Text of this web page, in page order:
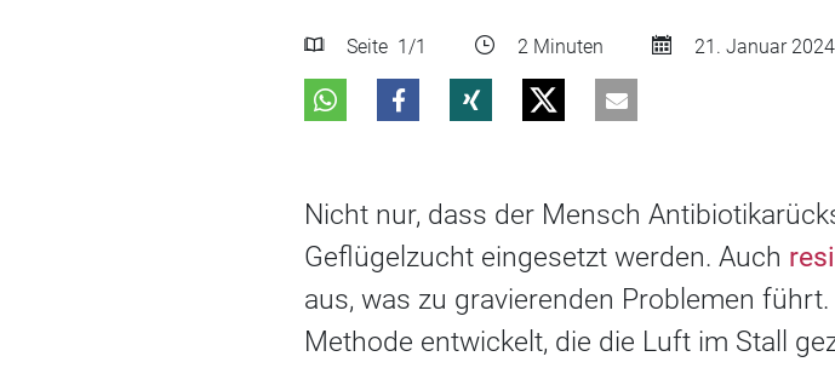
Seite 1 /1 2 Minuten 21. Januar 2024
Nicht nur, dass der Mensch
Geflügelzucht eingesetzt werden. Auch
aus, was zu gravierenden Problemen
Methode entwickelt, die die Luft im Stall